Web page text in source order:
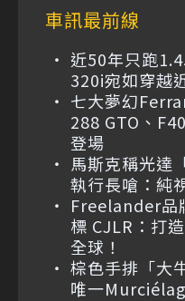
車訊最前線
近50年只跑
320i宛如穿越
七大夢幻
288 GTO、
登場
馬斯克稱光達
執行長嗆：純
Freelander品
標 CJLR：打
全球！
棕色手排「大
唯一